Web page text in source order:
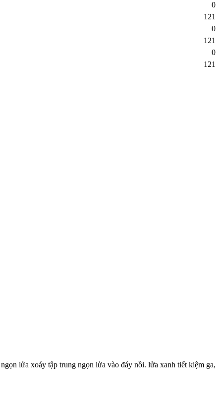
0
121
0
121
0
121
lửa xoáy tập trung ngọn lửa vào đáy nồi. lửa xanh tiết kiệm ga,